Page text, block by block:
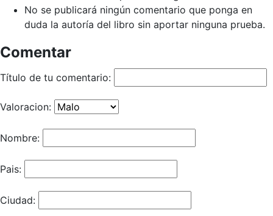
No se publicará ningún comentario que ponga en
duda la autoría del libro sin aportar ninguna prueba.
Comentar
Título de tu comentario:
Valoracion:
Nombre:
Pais:
Ciudad: